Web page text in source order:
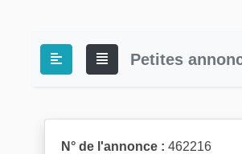
Petites
N° de l'annonce : 462216